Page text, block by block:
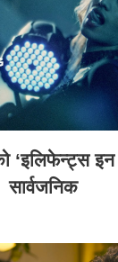
‘इलिफेन्ट्स
सार्वजनिक